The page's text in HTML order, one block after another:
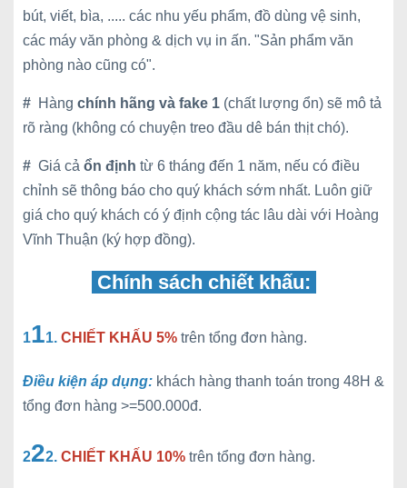
bút, viết, bìa, ..... các nhu yếu phẩm, đồ dùng vệ sinh,
các máy văn phòng & dịch vụ in ấn. "Sản phẩm văn
phòng nào cũng có".
# Hàng chính hãng và fake 1 (chất lượng ổn) sẽ mô tả
rõ ràng (không có chuyện treo đầu dê bán thịt chó).
# Giá cả ổn định từ 6 tháng đến 1 năm, nếu có điều
chỉnh sẽ thông báo cho quý khách sớm nhất. Luôn giữ
giá cho quý khách có ý định cộng tác lâu dài với Hoàng
Vĩnh Thuận (ký hợp đồng).
Chính sách chiết khấu:
111. CHIẾT KHẤU 5% trên tổng đơn hàng.
Điều kiện áp dụng: khách hàng thanh toán trong 48H &
tổng đơn hàng >=500.000đ.
222. CHIẾT KHẤU 10% trên tổng đơn hàng.